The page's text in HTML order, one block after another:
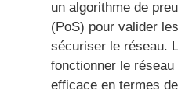
un algorithme de
(PoS) pour valider
sécuriser le réseau.
fonctionner le
efficace en termes